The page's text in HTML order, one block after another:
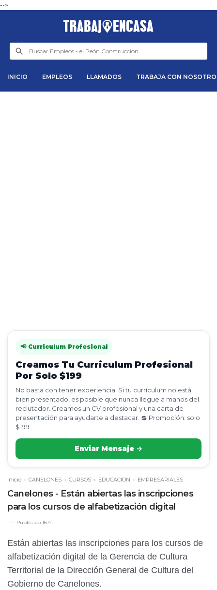
-->
INICIO EMPLEOS LLAMADOS TRABAJA CON
📢 Curriculum Profesional
Creamos Tu Curriculum Profesional
Por Solo $199
No basta con tener experiencia. Si tu currículum no está
bien presentado, es posible que nunca llegue a manos del
reclutador. Creamos un CV profesional y una carta de
presentación para ayudarte a destacar. 💲 Promoción: solo
$199.
Enviar Mensaje →
Inicio › CANELONES › CURSOS › EDUCACION › EMPRESARIALES
Canelones - Están abiertas las inscripciones
para los cursos de alfabetización digital
Publicado 16:41
Están abiertas las inscripciones para los cursos de
alfabetización digital de la Gerencia de Cultura
Territorial de la Dirección General de Cultura del
Gobierno de Canelones.